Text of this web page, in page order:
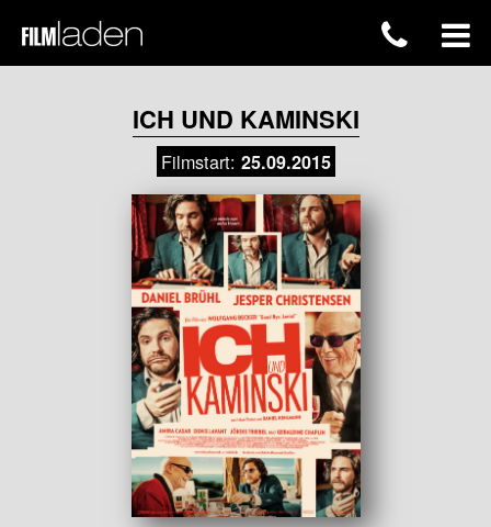
ICH UND KAMINSKI
Filmstart: 25.09.2015